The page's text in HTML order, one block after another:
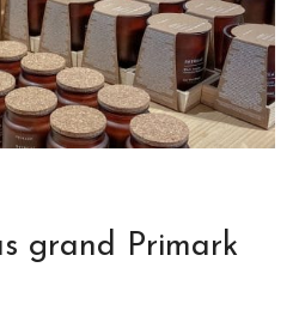
grand Primark